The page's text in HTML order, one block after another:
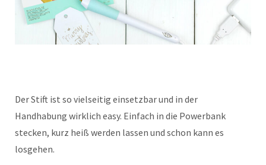
Der Stift ist so vielseitig einsetzbar und in der
Handhabung wirklich easy. Einfach in die Powerbank
stecken, kurz heiß werden lassen und schon kann es
losgehen.